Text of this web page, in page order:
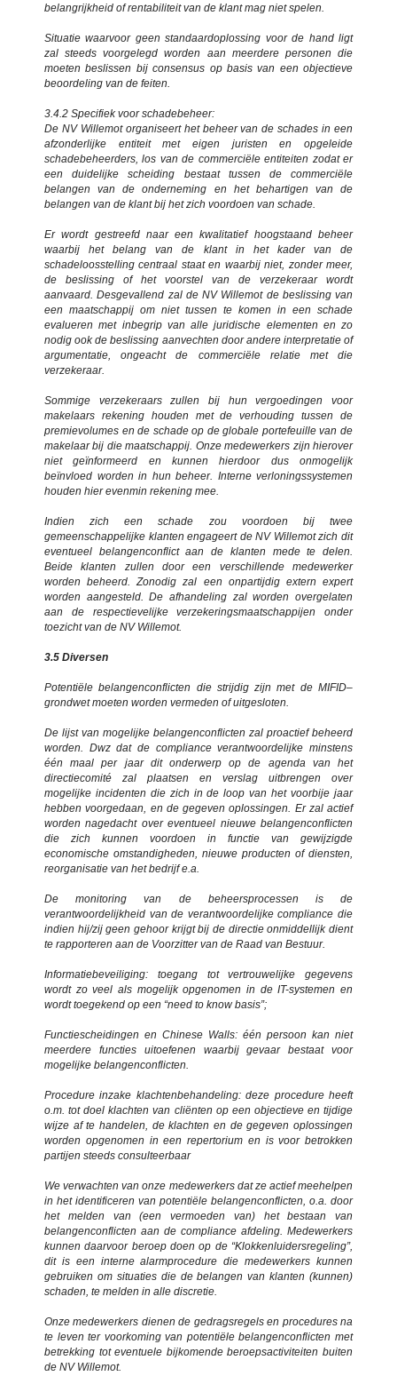
belangrijkheid of rentabiliteit van de klant mag niet spelen.
Situatie waarvoor geen standaardoplossing voor de hand ligt
zal steeds voorgelegd worden aan meerdere personen die
moeten beslissen bij consensus op basis van een objectieve
beoordeling van de feiten.
3.4.2 Specifiek voor schadebeheer:
De NV Willemot organiseert het beheer van de schades in een
afzonderlijke entiteit met eigen juristen en opgeleide
schadebeheerders, los van de commerciële entiteiten zodat er
een duidelijke scheiding bestaat tussen de commerciële
belangen van de onderneming en het behartigen van de
belangen van de klant bij het zich voordoen van schade.
Er wordt gestreefd naar een kwalitatief hoogstaand beheer
waarbij het belang van de klant in het kader van de
schadeloosstelling centraal staat en waarbij niet, zonder meer,
de beslissing of het voorstel van de verzekeraar wordt
aanvaard. Desgevallend zal de NV Willemot de beslissing van
een maatschappij om niet tussen te komen in een schade
evalueren met inbegrip van alle juridische elementen en zo
nodig ook de beslissing aanvechten door andere interpretatie of
argumentatie, ongeacht de commerciële relatie met die
verzekeraar.
Sommige verzekeraars zullen bij hun vergoedingen voor
makelaars rekening houden met de verhouding tussen de
premievolumes en de schade op de globale portefeuille van de
makelaar bij die maatschappij. Onze medewerkers zijn hierover
niet geïnformeerd en kunnen hierdoor dus onmogelijk
beïnvloed worden in hun beheer. Interne verloningssystemen
houden hier evenmin rekening mee.
Indien zich een schade zou voordoen bij twee
gemeenschappelijke klanten engageert de NV Willemot zich dit
eventueel belangenconflict aan de klanten mede te delen.
Beide klanten zullen door een verschillende medewerker
worden beheerd. Zonodig zal een onpartijdig extern expert
worden aangesteld. De afhandeling zal worden overgelaten
aan de respectievelijke verzekeringsmaatschappijen onder
toezicht van de NV Willemot.
3.5 Diversen
Potentiële belangenconflicten die strijdig zijn met de MIFID–
grondwet moeten worden vermeden of uitgesloten.
De lijst van mogelijke belangenconflicten zal proactief beheerd
worden. Dwz dat de compliance verantwoordelijke minstens
één maal per jaar dit onderwerp op de agenda van het
directiecomité zal plaatsen en verslag uitbrengen over
mogelijke incidenten die zich in de loop van het voorbije jaar
hebben voorgedaan, en de gegeven oplossingen. Er zal actief
worden nagedacht over eventueel nieuwe belangenconflicten
die zich kunnen voordoen in functie van gewijzigde
economische omstandigheden, nieuwe producten of diensten,
reorganisatie van het bedrijf e.a.
De monitoring van de beheersprocessen is de
verantwoordelijkheid van de verantwoordelijke compliance die
indien hij/zij geen gehoor krijgt bij de directie onmiddellijk dient
te rapporteren aan de Voorzitter van de Raad van Bestuur.
Informatiebeveiliging: toegang tot vertrouwelijke gegevens
wordt zo veel als mogelijk opgenomen in de IT-systemen en
wordt toegekend op een “need to know basis”;
Functiescheidingen en Chinese Walls: één persoon kan niet
meerdere functies uitoefenen waarbij gevaar bestaat voor
mogelijke belangenconflicten.
Procedure inzake klachtenbehandeling: deze procedure heeft
o.m. tot doel klachten van cliënten op een objectieve en tijdige
wijze af te handelen, de klachten en de gegeven oplossingen
worden opgenomen in een repertorium en is voor betrokken
partijen steeds consulteerbaar
We verwachten van onze medewerkers dat ze actief meehelpen
in het identificeren van potentiële belangenconflicten, o.a. door
het melden van (een vermoeden van) het bestaan van
belangenconflicten aan de compliance afdeling. Medewerkers
kunnen daarvoor beroep doen op de “Klokkenluidersregeling”,
dit is een interne alarmprocedure die medewerkers kunnen
gebruiken om situaties die de belangen van klanten (kunnen)
schaden, te melden in alle discretie.
Onze medewerkers dienen de gedragsregels en procedures na
te leven ter voorkoming van potentiële belangenconflicten met
betrekking tot eventuele bijkomende beroepsactiviteiten buiten
de NV Willemot.